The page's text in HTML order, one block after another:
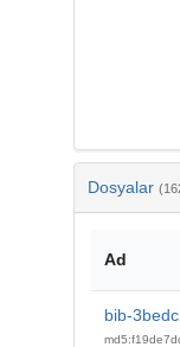
Dosyalar
Ad
bib-